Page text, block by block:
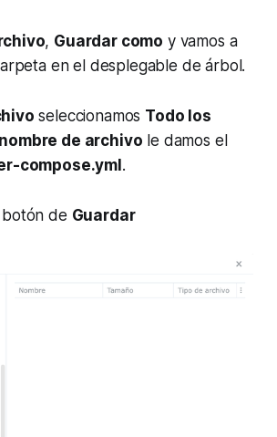
, Guardar como y vamos a
en el desplegable de árbol.
seleccionamos Todo los
nombre de archivo le damos el
compose.yml .
botón de Guardar